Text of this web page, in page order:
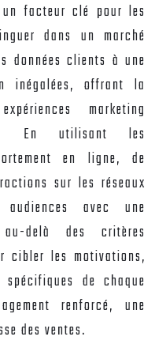
un facteur clé pour les
dans un marché
données clients à une
inégalées, offrant la
marketing
En utilisant les
en ligne, de
sur les réseaux
avec une
delà des critères
cibler les motivations,
de chaque
renforcé, une
des ventes.